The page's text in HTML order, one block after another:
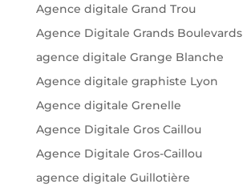
Agence digitale Grand Trou
Agence Digitale Grands Boulevards
agence digitale Grange Blanche
Agence digitale graphiste Lyon
Agence digitale Grenelle
Agence Digitale Gros Caillou
Agence Digitale Gros-Caillou
agence digitale Guillotière